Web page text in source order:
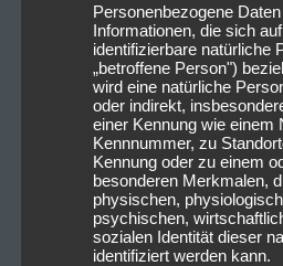
Personenbezogene
Informationen, die sich
identifizierbare natürliche
„betroffene Person")
wird eine natürliche
oder indirekt,
einer Kennung wie einem
Kennnummer, zu
Kennung oder zu einem
besonderen Merkmalen,
physischen,
psychischen,
sozialen Identität dieser
identifiziert werden kann.